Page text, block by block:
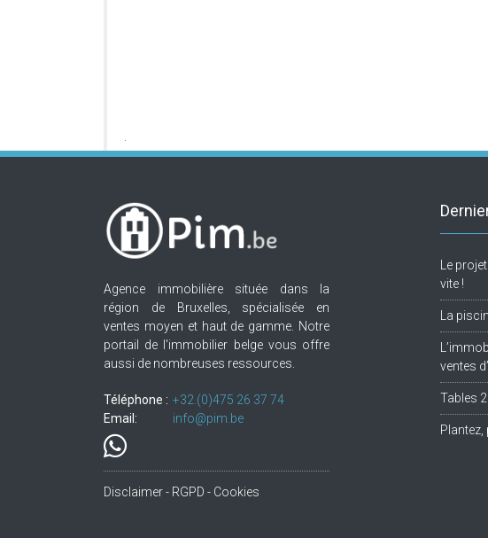
Agence immobilière située dans la
région de Bruxelles, spécialisée en
ventes moyen et haut de gamme. Notre
portail de l'immobilier belge vous offre
aussi de nombreuses ressources.
Téléphone : +32.(0)475 26 37 74
Email:
info@pim.be
Disclaimer - RGPD - Cookies
Le
vite !
La
ventes
Tables
Plantez,